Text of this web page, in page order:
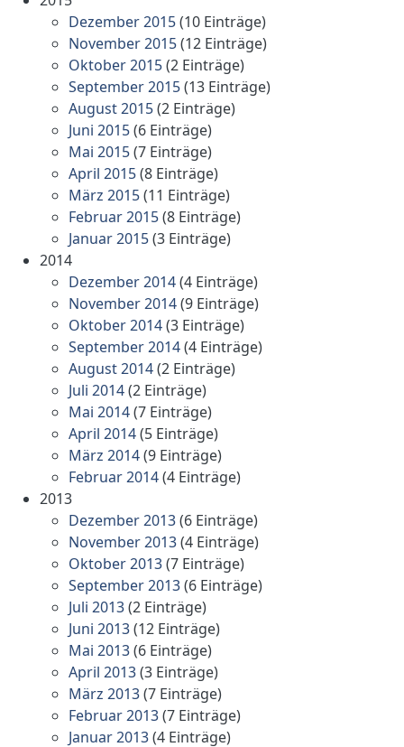
Dezember 2015(10 Einträge)
November 2015(12 Einträge)
Oktober 2015(2 Einträge)
September 2015(13 Einträge)
August 2015(2 Einträge)
Juni 2015(6 Einträge)
Mai 2015(7 Einträge)
April 2015(8 Einträge)
März 2015(11 Einträge)
Februar 2015(8 Einträge)
Januar 2015(3 Einträge)
2014
Dezember 2014(4 Einträge)
November 2014(9 Einträge)
Oktober 2014(3 Einträge)
September 2014(4 Einträge)
August 2014(2 Einträge)
Juli 2014(2 Einträge)
Mai 2014(7 Einträge)
April 2014(5 Einträge)
März 2014(9 Einträge)
Februar 2014(4 Einträge)
2013
Dezember 2013(6 Einträge)
November 2013(4 Einträge)
Oktober 2013(7 Einträge)
September 2013(6 Einträge)
Juli 2013(2 Einträge)
Juni 2013(12 Einträge)
Mai 2013(6 Einträge)
April 2013(3 Einträge)
März 2013(7 Einträge)
Februar 2013(7 Einträge)
Januar 2013(4 Einträge)